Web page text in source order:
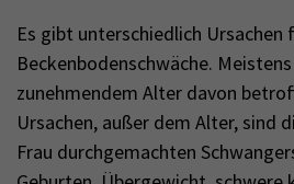
Es gibt unterschiedlich Ursachen
Beckenbodenschwäche.
zunehmendem Alter davon
Ursachen, außer dem Alter, sind
Frau durchgemachten